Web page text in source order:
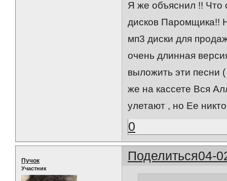
Я же объяснил !! Что
дисков Паромщика!!
мп3 диски для
очень длинная
выложить эти песни
же на кассете Вся
улетают , но Ее
0
Поделиться04-
Пучок
Участник